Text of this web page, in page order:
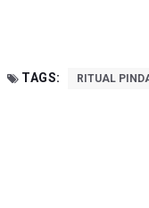
TAGS: RITUAL